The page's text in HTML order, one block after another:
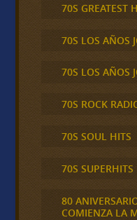
70S GREATEST
70S LOS AÑOS
70S LOS AÑOS
70S ROCK
70S SOUL HITS
70S SUPERHITS
80
COMIENZA LA